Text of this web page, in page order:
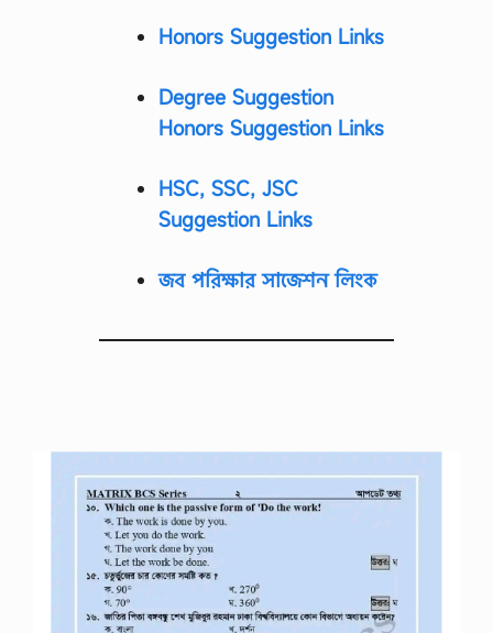
Honors Suggestion Links
Degree Suggestion
Honors Suggestion Links
HSC, SSC, JSC
Suggestion Links
জব পরিক্ষার সাজেশন লিংক